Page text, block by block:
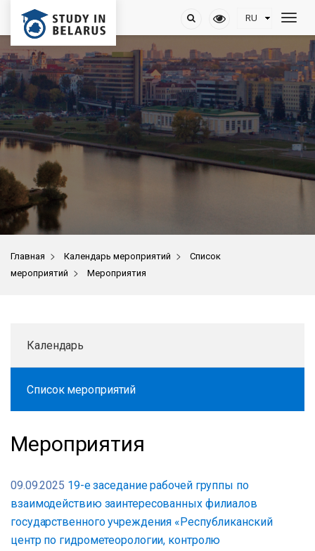
Главная > Календарь мероприятий >
Список
мероприятий > Мероприятия
Календарь
Список мероприятий
Мероприятия
09.09.2025 19-е заседание рабочей группы по
взаимодействию заинтересованных филиалов
государственного учреждения «Республиканский
центр по гидрометеорологии, контролю